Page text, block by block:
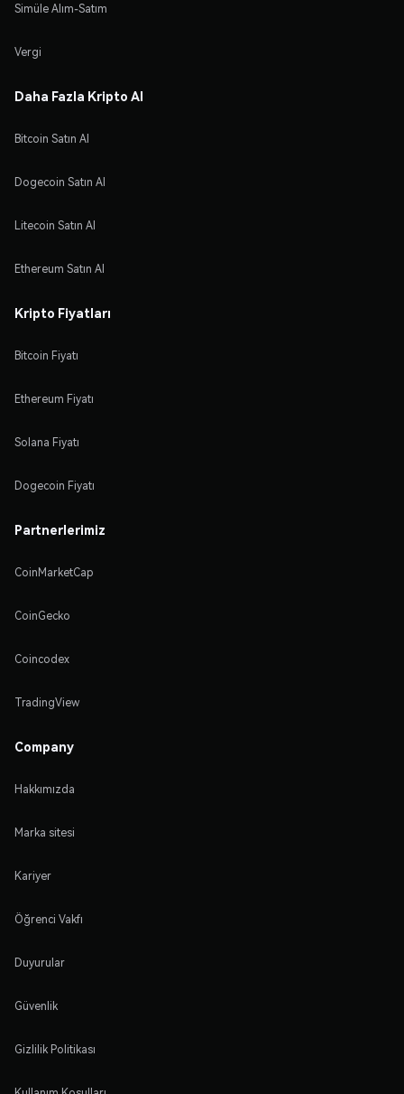
Simüle Alım-Satım
Vergi
Daha Fazla Kripto Al
Bitcoin Satın Al
Dogecoin Satın Al
Litecoin Satın Al
Ethereum Satın Al
Kripto Fiyatları
Bitcoin Fiyatı
Ethereum Fiyatı
Solana Fiyatı
Dogecoin Fiyatı
Partnerlerimiz
CoinMarketCap
CoinGecko
Coincodex
TradingView
Company
Hakkımızda
Marka sitesi
Kariyer
Öğrenci Vakfı
Duyurular
Güvenlik
Gizlilik Politikası